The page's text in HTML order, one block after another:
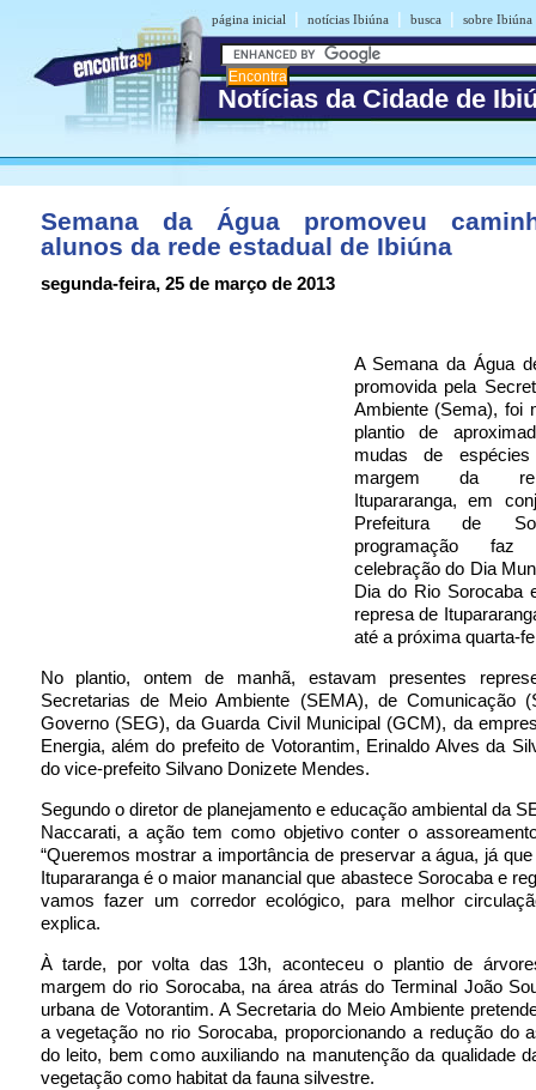
página inicial | notícias Ibiúna | busca | sobre Ibiúna
Notícias da Cidade de
Semana da Água promoveu
alunos da rede estadual de Ibiúna
segunda-feira, 25 de março de 2013
A Semana da Água
promovida pela
Ambiente (Sema), foi
plantio de
mudas de
margem da
Itupararanga, em
Prefeitura de
programação
celebração do Dia
Dia do Rio Sorocaba
represa de
até a próxima quarta-
No plantio, ontem de manhã, estavam presentes
Secretarias de Meio Ambiente (SEMA), de Comunicação
Governo (SEG), da Guarda Civil Municipal (GCM), da
Energia, além do prefeito de Votorantim, Erinaldo Alves da
do vice-prefeito Silvano Donizete Mendes.
Segundo o diretor de planejamento e educação ambiental da
Naccarati, a ação tem como objetivo conter o
“Queremos mostrar a importância de preservar a água, já
Itupararanga é o maior manancial que abastece Sorocaba e
vamos fazer um corredor ecológico, para melhor
explica.
À tarde, por volta das 13h, aconteceu o plantio de
margem do rio Sorocaba, na área atrás do Terminal João
urbana de Votorantim. A Secretaria do Meio Ambiente
a vegetação no rio Sorocaba, proporcionando a redução do
do leito, bem como auxiliando na manutenção da qualidade
vegetação como habitat da fauna silvestre.